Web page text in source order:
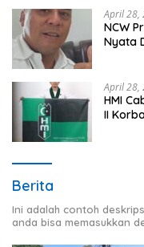
April 28,
NCW
Nyata
April 28,
HMI
II
Berita
Ini adalah contoh
anda bisa memasukkan